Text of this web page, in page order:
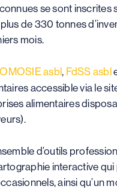
se sont
de 330 tonnes
mois.
asbl, FdSS asbl
accessible via le
alimentaires
d’outils
interactive
ainsi